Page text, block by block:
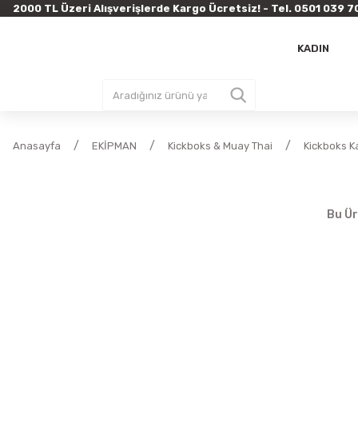
2000 TL Üzeri Alışverişlerde Kargo Ücretsiz! - Tel. 0501 039
KADIN
Anasayfa EKİPMAN Kickboks & Muay Thai Kickboks
Bu